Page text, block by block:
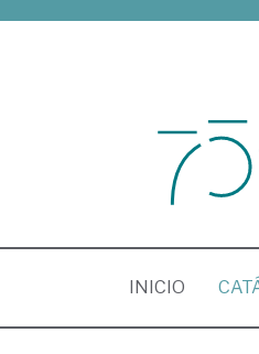
INICIO